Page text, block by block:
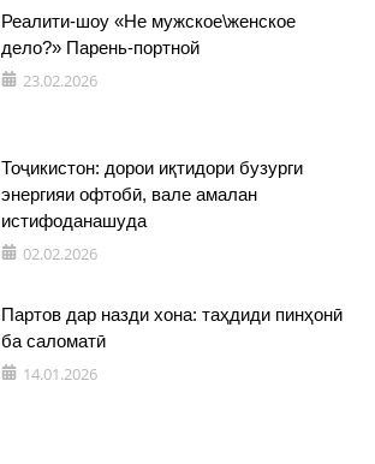
Реалити-шоу «Не мужское\женское
дело?» Парень-портной
23.02.2026
Тоҷикистон: дорои иқтидори бузурги
энергияи офтобӣ, вале амалан
истифоданашуда
02.02.2026
Партов дар назди хона: таҳдиди пинҳонӣ
ба саломатӣ
14.01.2026